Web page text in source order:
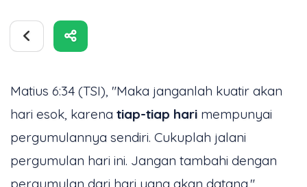
Matius 6:34 (TSI), "Maka janganlah kuatir akan
hari esok, karena tiap-tiap hari mempunyai
pergumulannya sendiri. Cukuplah jalani
pergumulan hari ini. Jangan tambahi dengan